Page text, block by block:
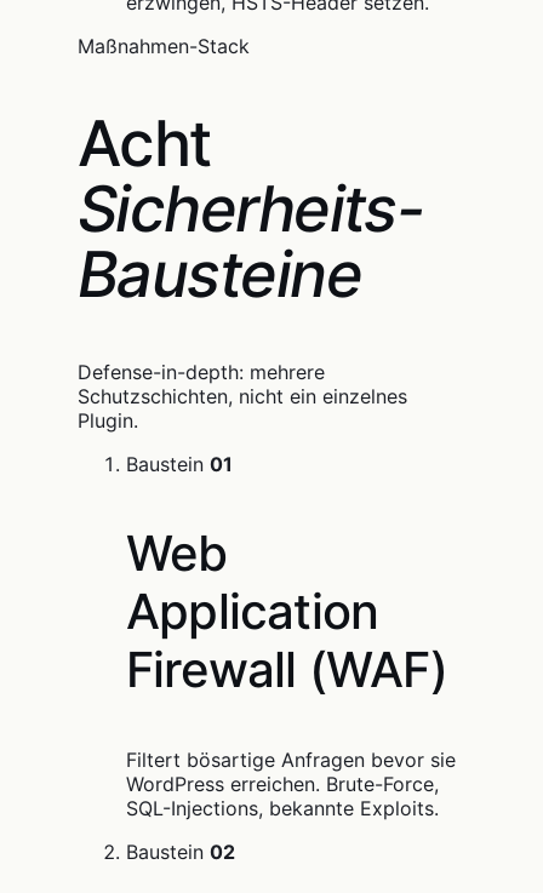
Maßnahmen-Stack
Acht
Sicherheits-
Bausteine
Defense-in-depth: mehrere
Schutzschichten, nicht ein einzelnes
Plugin.
Baustein 01
Web
Application
Firewall (WAF)
Filtert bösartige Anfragen bevor sie
WordPress erreichen. Brute-Force,
SQL-Injections, bekannte Exploits.
Baustein 02